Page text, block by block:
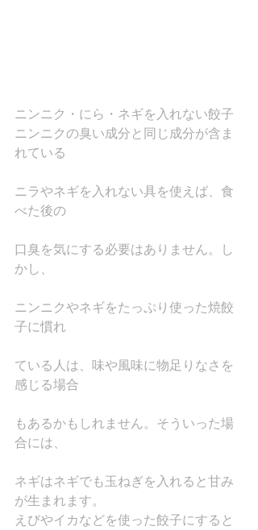
ニンニク・にら・ネギを入れない餃子
ニンニクの臭い成分と同じ成分が含ま
れている
ニラやネギを入れない具を使えば、食
べた後の
口臭を気にする必要はありません。し
かし、
ニンニクやネギをたっぷり使った焼餃
子に慣れ
ている人は、味や風味に物足りなさを
感じる場合
もあるかもしれません。そういった場
合には、
ネギはネギでも玉ねぎを入れると甘み
が生まれます。
えびやイカなどを使った餃子にすると